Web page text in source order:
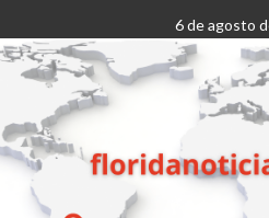
al
contenido
6 de agosto